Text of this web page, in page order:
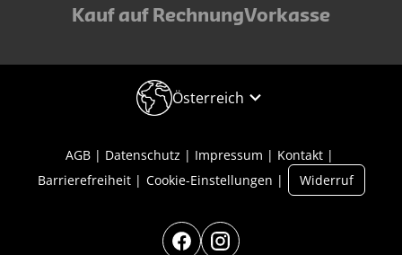
Kauf auf RechnungVorkasse
Österreich
AGB Datenschutz Impressum
Kontakt
Barrierefreiheit
Cookie-Einstellungen Widerruf